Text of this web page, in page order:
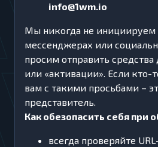
info@1wm.io
Мы никогда не инициируем
мессенджерах или
просим отправить средства
или «активации». Если кто-
вам с такими просьбами –
представитель.
Как обезопасить себя при
всегда проверяйте